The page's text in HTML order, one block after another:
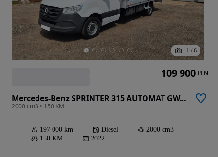
1 / 6
Mercedes-Benz SPRINTER 315 AUTOMAT GWARANCJA PRODUCENTA 09.2027 9G-TRONIC PLANDEKA FIRANA 10EP BEZKLUCZYKOWY DOSTĘP SALON PL BEZWYPADKOWY BEZ WKŁADU SERWIS ASO FV23% 2.0 150KM
2000 cm3 • 150 KM
197 000 km Diesel
2000 cm3
150 KM
2022
109 900 PLN